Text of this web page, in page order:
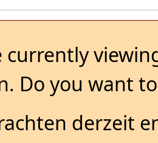
currently
Do you want
derzeit